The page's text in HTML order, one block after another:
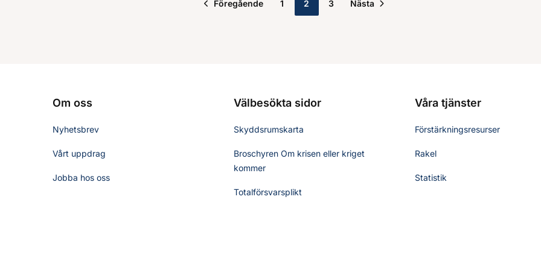
Föregående 1 2 3 Nästa
Om oss
Nyhetsbrev
Vårt uppdrag
Jobba hos oss
Välbesökta sidor
Skyddsrumskarta
Broschyren Om krisen eller kriget
kommer
Totalförsvarsplikt
Våra tjänster
Förstärkningsresurser
Rakel
Statistik